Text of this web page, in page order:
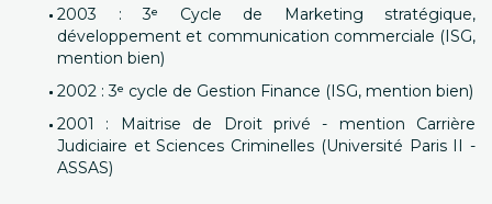
2003 : 3ᵉ Cycle de Marketing stratégique,
développement et communication commerciale (ISG,
mention bien)
2002 : 3ᵉ cycle de Gestion Finance (ISG, mention bien)
2001 : Maitrise de Droit privé - mention Carrière
Judiciaire et Sciences Criminelles (Université Paris II -
ASSAS)